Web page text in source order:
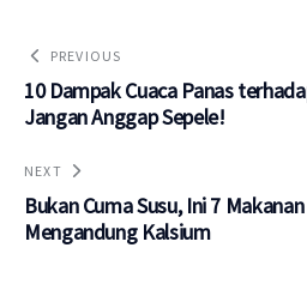
PREVIOUS
10 Dampak Cuaca Panas
Jangan Anggap Sepele!
NEXT
Bukan Cuma Susu, Ini 7
Mengandung Kalsium